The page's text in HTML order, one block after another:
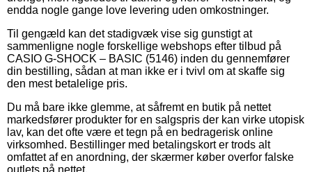
endda nogle gange love levering uden omkostninger.
Til gengæld kan det stadigvæk vise sig gunstigt at
sammenligne nogle forskellige webshops efter tilbud på
CASIO G-SHOCK – BASIC (5146) inden du gennemfører
din bestilling, sådan at man ikke er i tvivl om at skaffe sig
den mest betalelige pris.
Du må bare ikke glemme, at såfremt en butik på nettet
markedsfører produkter for en salgspris der kan virke utopisk
lav, kan det ofte være et tegn på en bedragerisk online
virksomhed. Bestillinger med betalingskort er trods alt
omfattet af en anordning, der skærmer køber overfor falske
outlets på nettet.